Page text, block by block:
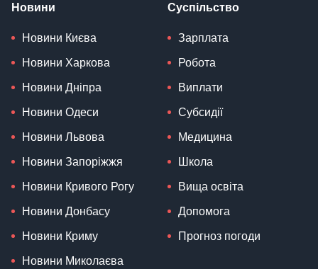
Новини
Новини Києва
Новини Харкова
Новини Дніпра
Новини Одеси
Новини Львова
Новини Запоріжжя
Новини Кривого Рогу
Новини Донбасу
Новини Криму
Новини Миколаєва
Суспільство
Зарплата
Робота
Виплати
Субсидії
Медицина
Школа
Вища освіта
Допомога
Прогноз погоди